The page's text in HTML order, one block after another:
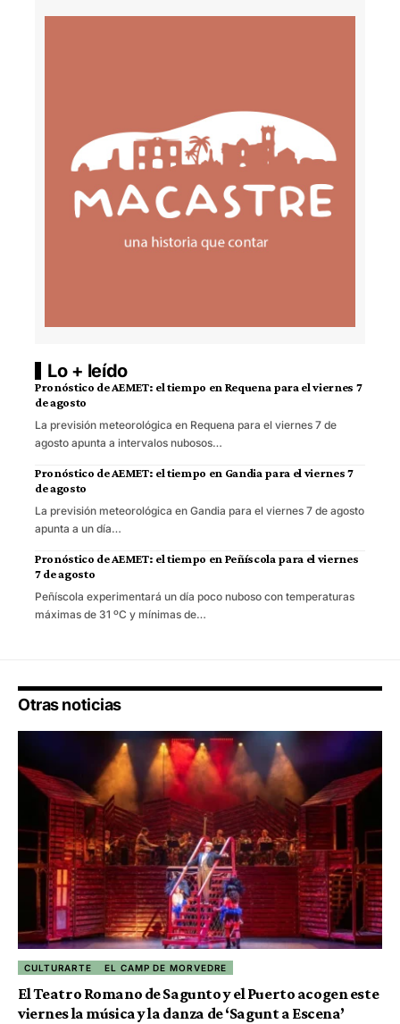
Lo + leído
Pronóstico de AEMET: el tiempo en Requena para el viernes 7
de agosto
La previsión meteorológica en Requena para el viernes 7 de
agosto apunta a intervalos nubosos…
Pronóstico de AEMET: el tiempo en Gandia para el viernes 7
de agosto
La previsión meteorológica en Gandia para el viernes 7 de agosto
apunta a un día…
Pronóstico de AEMET: el tiempo en Peñíscola para el viernes
7 de agosto
Peñíscola experimentará un día poco nuboso con temperaturas
máximas de 31 ºC y mínimas de…
Otras noticias
CULTURARTE EL CAMP DE MORVEDRE
El Teatro Romano de Sagunto y el Puerto acogen este
viernes la música y la danza de ‘Sagunt a Escena’